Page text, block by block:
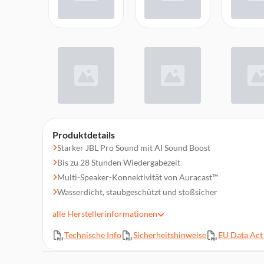
Produktdetails
Starker JBL Pro Sound mit AI Sound Boost
Bis zu 28 Stunden Wiedergabezeit
Multi-Speaker-Konnektivität von Auracast™
Wasserdicht, staubgeschützt und stoßsicher
Integrierte Powerbank
Verlustfreie Audiowiedergabe
alle Herstellerinformationen
Technische Info Sicherheitshinweise EU Data